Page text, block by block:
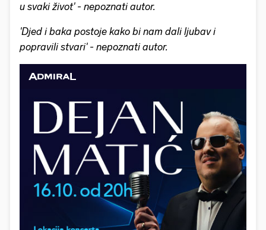
u svaki život' - nepoznati autor.
'Djed i baka postoje kako bi nam dali ljubav i
popravili stvari' - nepoznati autor.